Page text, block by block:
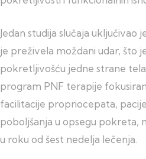
Jedan studija slučaja uključivao
je preživela moždani udar, što
pokretljivošću jedne strane
program PNF terapije
facilitacije propriocepata,
poboljšanja u opsegu pokreta,
u roku od šest nedelja lečenja.